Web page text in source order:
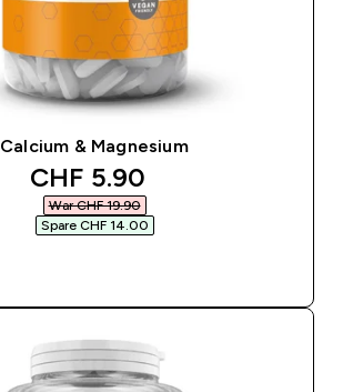
Calcium & Magnesium
discounted price
CHF 5.90‎
War CHF 19.90‎
Spare CHF 14.00‎